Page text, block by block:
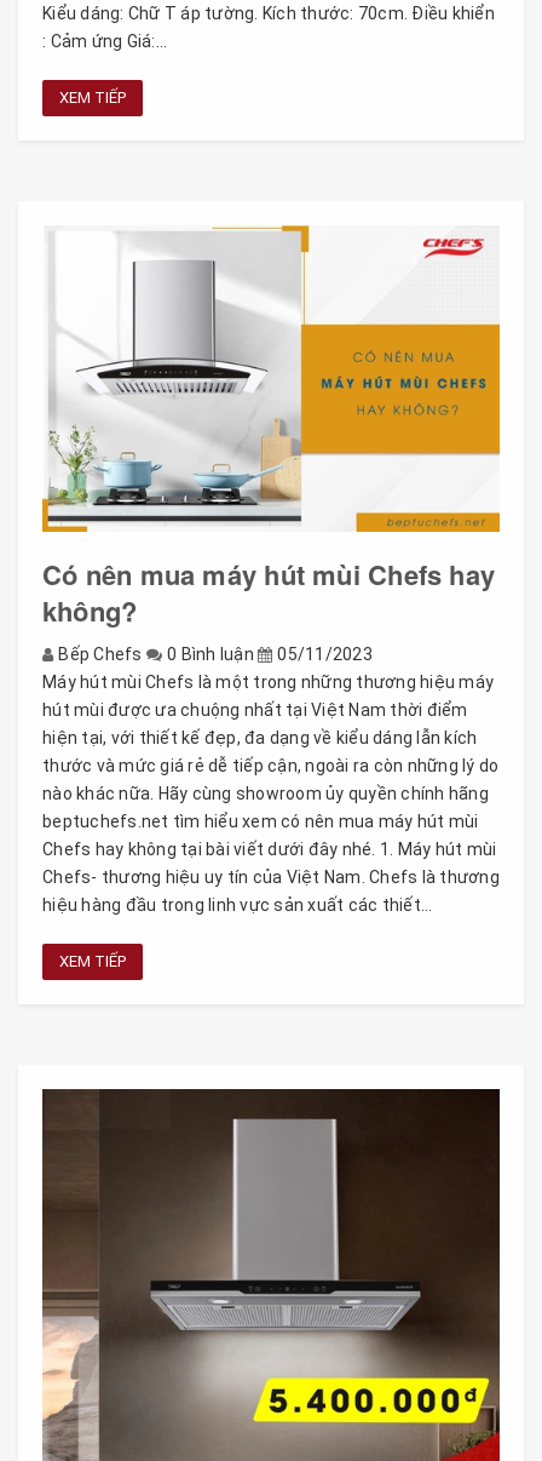
Kiểu dáng: Chữ T áp tường. Kích thước: 70cm. Điều khiển
: Cảm ứng Giá:...
XEM TIẾP
Có nên mua máy hút mùi Chefs hay
không?
Bếp Chefs 0 Bình luận
05/11/2023
Máy hút mùi Chefs là một trong những thương hiệu máy
hút mùi được ưa chuộng nhất tại Việt Nam thời điểm
hiện tại, với thiết kế đẹp, đa dạng về kiểu dáng lẫn kích
thước và mức giá rẻ dễ tiếp cận, ngoài ra còn những lý do
nào khác nữa. Hãy cùng showroom ủy quyền chính hãng
beptuchefs.net tìm hiểu xem có nên mua máy hút mùi
Chefs hay không tại bài viết dưới đây nhé. 1. Máy hút mùi
Chefs- thương hiệu uy tín của Việt Nam. Chefs là thương
hiệu hàng đầu trong linh vực sản xuất các thiết...
XEM TIẾP